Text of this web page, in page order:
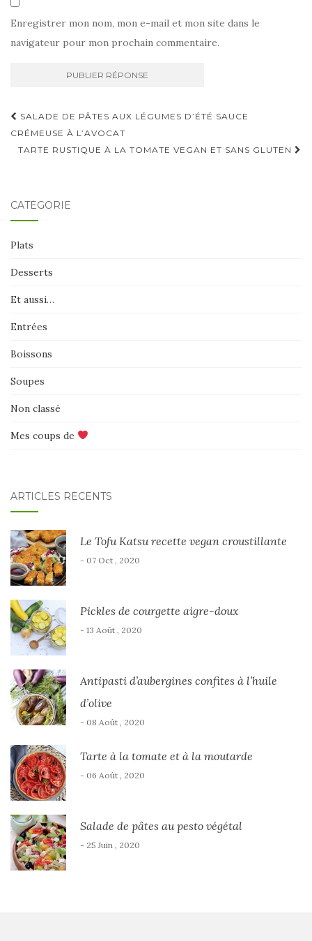
Enregistrer mon nom, mon e-mail et mon site dans le
navigateur pour mon prochain commentaire.
Navigation
d'article
SALADE DE PÂTES AUX LÉGUMES D’ÉTÉ SAUCE
CRÉMEUSE À L’AVOCAT
TARTE RUSTIQUE À LA TOMATE VEGAN ET SANS GLUTEN
CATÉGORIE
Plats
Desserts
Et aussi…
Entrées
Boissons
Soupes
Non classé
Mes coups de
ARTICLES RÉCENTS
Le Tofu Katsu recette vegan croustillante
- 07 Oct , 2020
Pickles de courgette aigre-doux
- 13 Août , 2020
Antipasti d’aubergines confites à l’huile
d’olive
- 08 Août , 2020
Tarte à la tomate et à la moutarde
- 06 Août , 2020
Salade de pâtes au pesto végétal
- 25 Juin , 2020